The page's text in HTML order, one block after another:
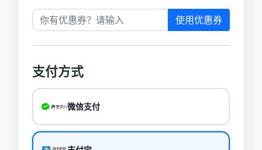
使用优惠券
支付方式
微信支付